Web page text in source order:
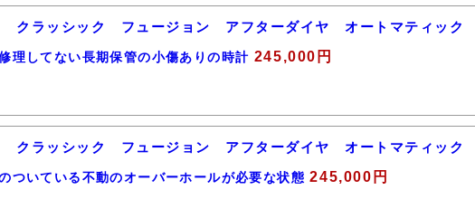
クラッシック フュージョン アフターダイヤ オートマティッ
理してない長期保管の小傷ありの時計 245,000円
クラッシック フュージョン アフターダイヤ オートマティッ
ついている不動のオーバーホールが必要な状態 245,000円